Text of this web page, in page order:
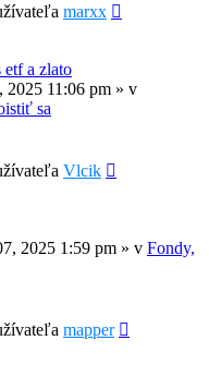
marxx
a zlato
2025 11:06 pm » v
sa
Vlcik
2025 1:59 pm » v Fondy,
mapper